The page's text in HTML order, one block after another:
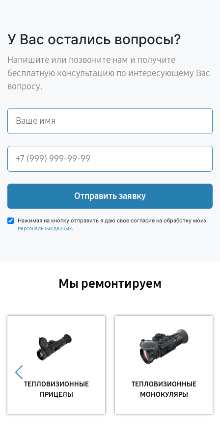
У Вас остались вопросы?
Напишите или позвоните нам и получите
бесплатную консультацию по интересующему Вас
вопросу.
Отправить заявку
Нажимая на кнопку отправить я даю свое согласие на обработку моих
персональных данных.
Мы ремонтируем
ТЕПЛОВИЗИОННЫЕ
ПРИЦЕЛЫ
ТЕПЛОВИЗИОННЫЕ
МОНОКУЛЯРЫ